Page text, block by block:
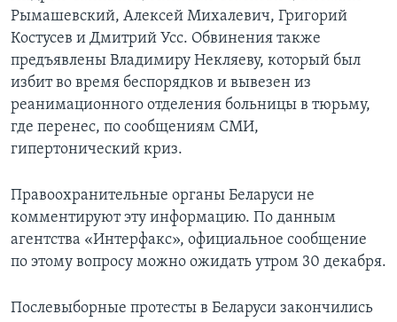
Рымашевский, Алексей Михалевич, Григорий
Костусев и Дмитрий Усс. Обвинения также
предъявлены Владимиру Некляеву, который был
избит во время беспорядков и вывезен из
реанимационного отделения больницы в тюрьму,
где перенес, по сообщениям СМИ,
гипертонический криз.
Правоохранительные органы Беларуси не
комментируют эту информацию. По данным
агентства «Интерфакс», официальное сообщение
по этому вопросу можно ожидать утром 30 декабря.
Послевыборные протесты в Беларуси закончились